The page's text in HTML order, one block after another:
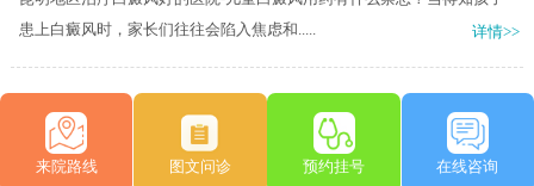
患上白癜风时，家长们往往会陷入焦虑和.....
详情>>
来院路线 图文问诊 预约挂号 在线咨询